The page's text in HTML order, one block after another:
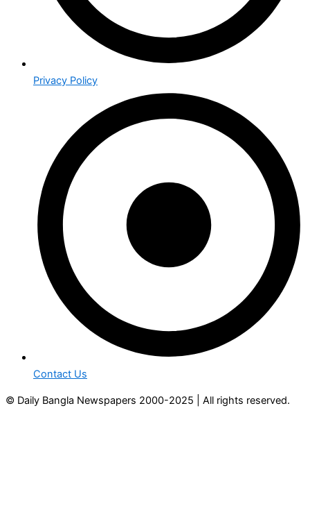
Privacy Policy
Contact Us
© Daily Bangla Newspapers 2000-2025 | All rights reserved.